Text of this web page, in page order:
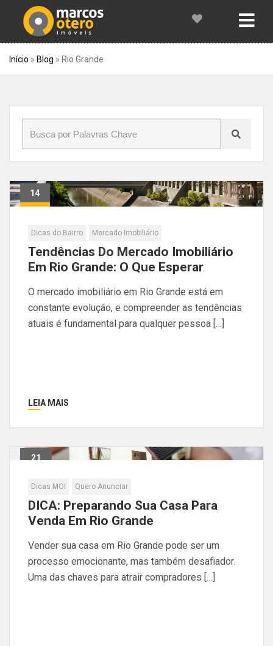
Início » Blog » Rio Grande
14
Dicas do Bairro Mercado Imobiliário
Tendências Do Mercado Imobiliário
Em Rio Grande: O Que Esperar
O mercado imobiliário em Rio Grande está em
constante evolução, e compreender as tendências
atuais é fundamental para qualquer pessoa […]
LEIA MAIS
21
Dicas MOI Quero Anunciar
DICA: Preparando Sua Casa Para
Venda Em Rio Grande
Vender sua casa em Rio Grande pode ser um
processo emocionante, mas também desafiador.
Uma das chaves para atrair compradores […]